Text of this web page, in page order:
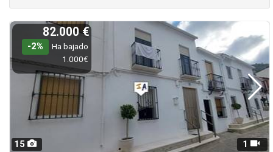
15 1
82.000 €
-2%
Ha bajado
1.000€